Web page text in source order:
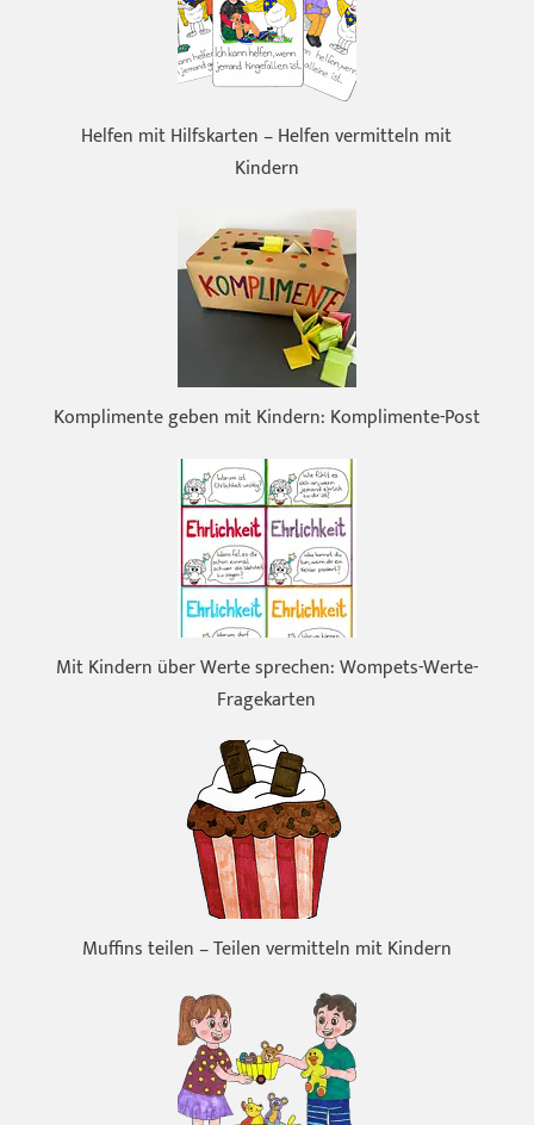
Helfen mit Hilfskarten – Helfen vermitteln mit
Kindern
Komplimente geben mit Kindern: Komplimente-Post
Mit Kindern über Werte sprechen: Wompets-Werte-
Fragekarten
Muffins teilen – Teilen vermitteln mit Kindern